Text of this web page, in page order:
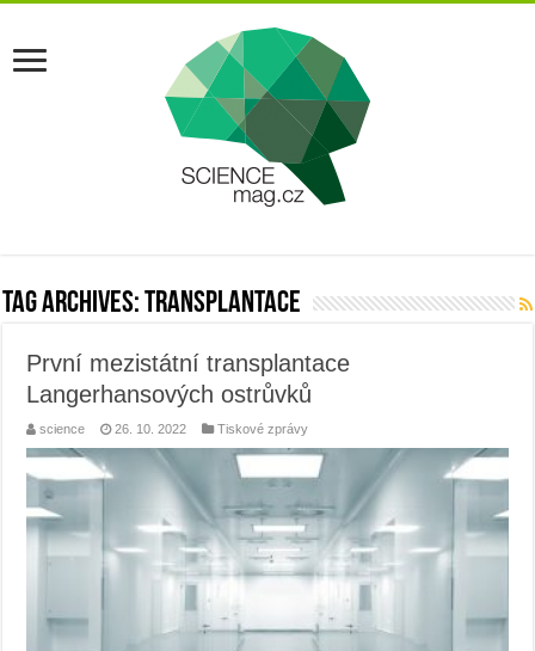
Tag Archives:transplantace
První mezistátní transplantace
Langerhansových ostrůvků
science 26. 10. 2022 Tiskové zprávy